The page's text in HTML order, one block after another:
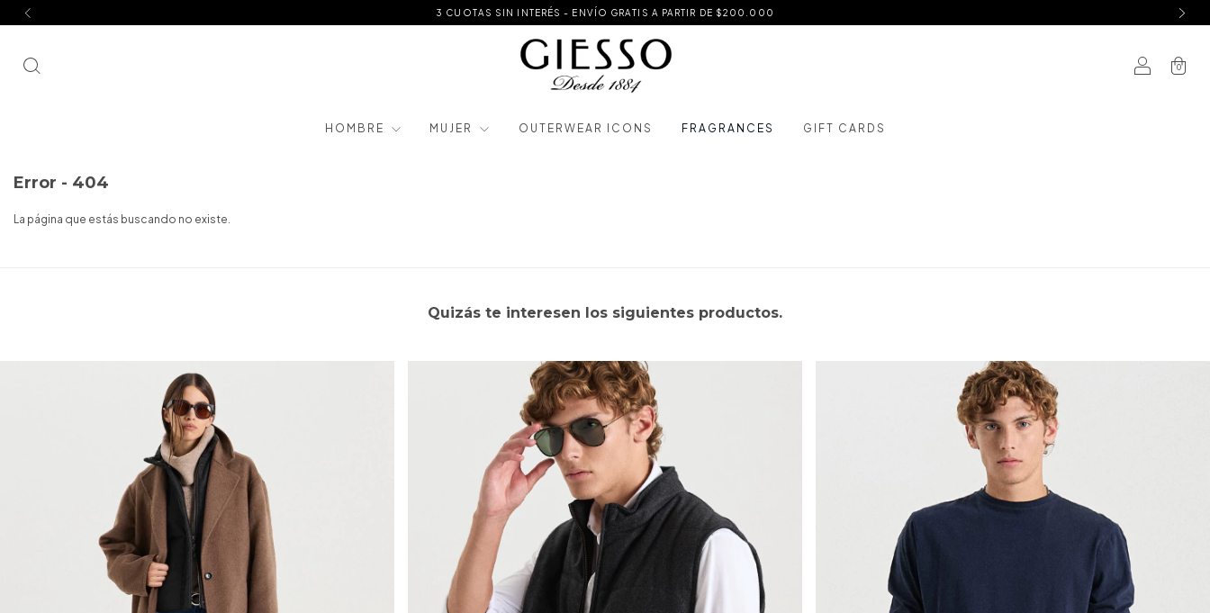
3 CUOTAS SIN INTERÉS - ENVÍO GRATIS A PARTIR DE $200.000
0
HOMBRE MUJER OUTERWEAR ICONS FRAGRANCES GIFT CARDS
Error - 404
La página que estás buscando no existe.
Quizás te interesen los siguientes productos.